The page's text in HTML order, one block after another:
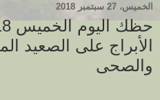
الخميس، 27 سبتمبر 2018
الأبراج على الصعيد
والصحى